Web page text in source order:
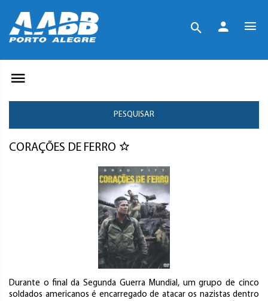
PESQUISAR
CORAÇÕES DE FERRO
Durante o final da Segunda Guerra Mundial, um grupo de cinco
soldados americanos é encarregado de atacar os nazistas dentro